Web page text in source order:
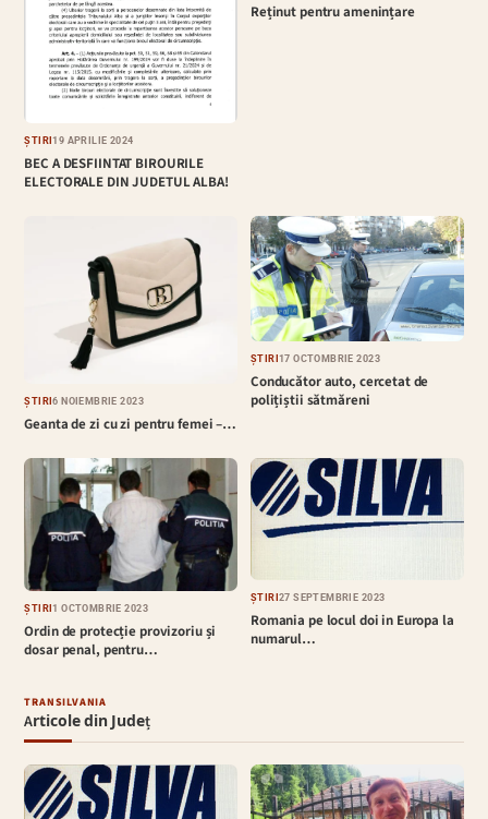
ȘTIRI19 APRILIE 2024
BEC A DESFIINTAT BIROURILE
ELECTORALE DIN JUDETUL ALBA!
Reținut pentru amenințare
ȘTIRI6 NOIEMBRIE 2023
Geanta de zi cu zi pentru femei –…
ȘTIRI17 OCTOMBRIE 2023
Conducător auto, cercetat de
polițiștii sătmăreni
ȘTIRI1 OCTOMBRIE 2023
Ordin de protecție provizoriu și
dosar penal, pentru…
ȘTIRI27 SEPTEMBRIE 2023
Romania pe locul doi in Europa la
numarul…
TRANSILVANIA
Articole din Județ